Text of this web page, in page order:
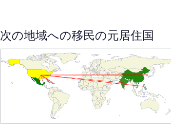
次の地域への移民の元居住国